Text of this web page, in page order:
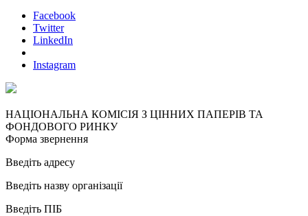
Facebook
Twitter
LinkedIn
Instagram
НАЦІОНАЛЬНА КОМІСІЯ З ЦІННИХ ПАПЕРІВ ТА
ФОНДОВОГО РИНКУ
Форма звернення
Введіть адресу
Введіть назву організації
Введіть ПІБ